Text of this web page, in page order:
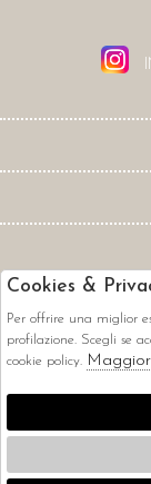
Cookies &
Per offrire una miglior
profilazione. Scegli se
cookie policy.